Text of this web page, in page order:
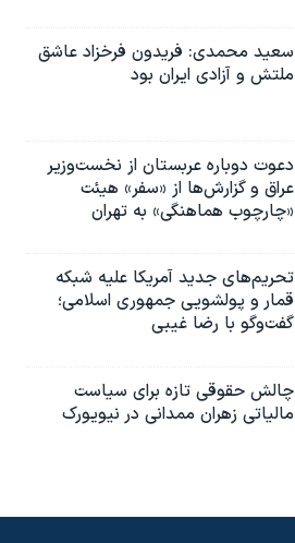
سعید محمدی: فریدون فرخزاد عاشق
ملتش و آزادی ایران بود
دعوت دوباره عربستان از نخست‌وزیر
عراق و گزارش‌ها از «سفر» هیئت
«چارچوب هماهنگی» به تهران
تحریم‌های جدید آمریکا علیه شبکه
قمار و پولشویی جمهوری اسلامی؛
گفت‌وگو با رضا غیبی
چالش حقوقی تازه برای سیاست
مالیاتی زهران ممدانی در نیویورک